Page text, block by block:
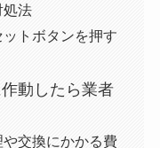
処法
トボタンを押す
動したら業者
交換にかかる費